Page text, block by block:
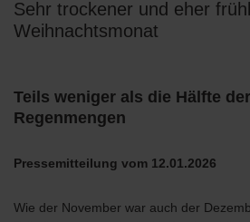
Sehr trockener und eher
Weihnachtsmonat
Teils weniger als die Hälfte
Regenmengen
Pressemitteilung vom 12.01.2026
Wie der November war auch der